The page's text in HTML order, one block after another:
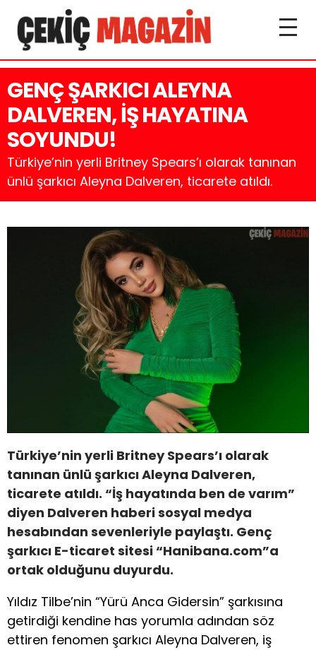
GENÇ ŞARKICI ALEYNA
DALVEREN, İŞ HAYATINA
SOYUNDU!
Türkiye’nin yerli Britney Spears’ı olarak tanınan
ünlü şarkıcı Aleyna Dalveren, ticarete atıldı.
Türkiye’nin yerli Britney Spears’ı olarak
tanınan ünlü şarkıcı Aleyna Dalveren,
ticarete atıldı. “İş hayatında ben de varım”
diyen Dalveren haberi sosyal medya
hesabından sevenleriyle paylaştı. Genç
şarkıcı E-ticaret sitesi “Hanibana.com”a
ortak olduğunu duyurdu.
Yıldız Tilbe’nin “Yürü Anca Gidersin” şarkısına
getirdiği kendine has yorumla adından söz
ettiren fenomen şarkıcı Aleyna Dalveren, iş